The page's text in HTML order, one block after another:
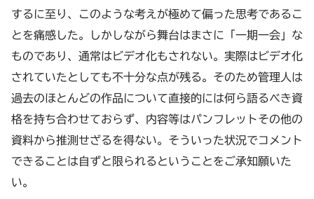
するに至り、このような考えが極めて偏った思考であるこ
とを痛感した。しかしながら舞台はまさに「一期一会」な
ものであり、通常はビデオ化もされない。実際はビデオ化
されていたとしても不十分な点が残る。そのため管理人は
過去のほとんどの作品について直接的には何ら語るべき資
格を持ち合わせておらず、内容等はパンフレットその他の
資料から推測せざるを得ない。そういった状況でコメント
できることは自ずと限られるということをご承知願いた
い。